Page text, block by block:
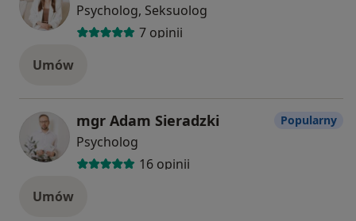
Psycholog, Seksuolog
7 opinii
Umów
mgr Adam Sieradzki
Psycholog
16 opinii
Popularny
Umów